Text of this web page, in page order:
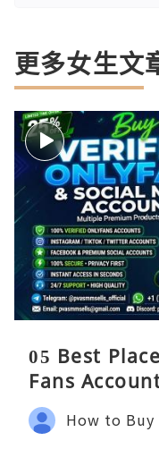
更多女生文
05 Best
Fans
How to Buy